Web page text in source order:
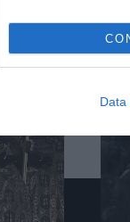
Data